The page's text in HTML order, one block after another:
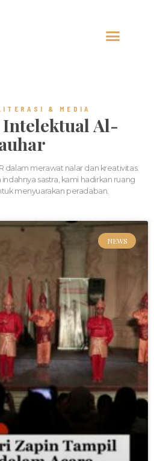
& MEDIA
Intelektual Al-
dalam merawat nalar dan kreativitas.
sastra, kami hadirkan ruang
menyuarakan peradaban.
NEWS